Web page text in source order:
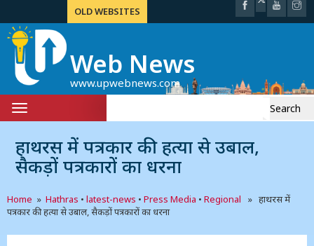
OLD WEBSITES
Web News
www.upwebnews.com
Toggle
navigation
हाथरस में पत्रकार की हत्या से उबाल,
सैकड़ों पत्रकारों का धरना
Home » Hathras • latest-news • Press Media • Regional » हाथरस में
पत्रकार की हत्या से उबाल, सैकड़ों पत्रकारों का धरना